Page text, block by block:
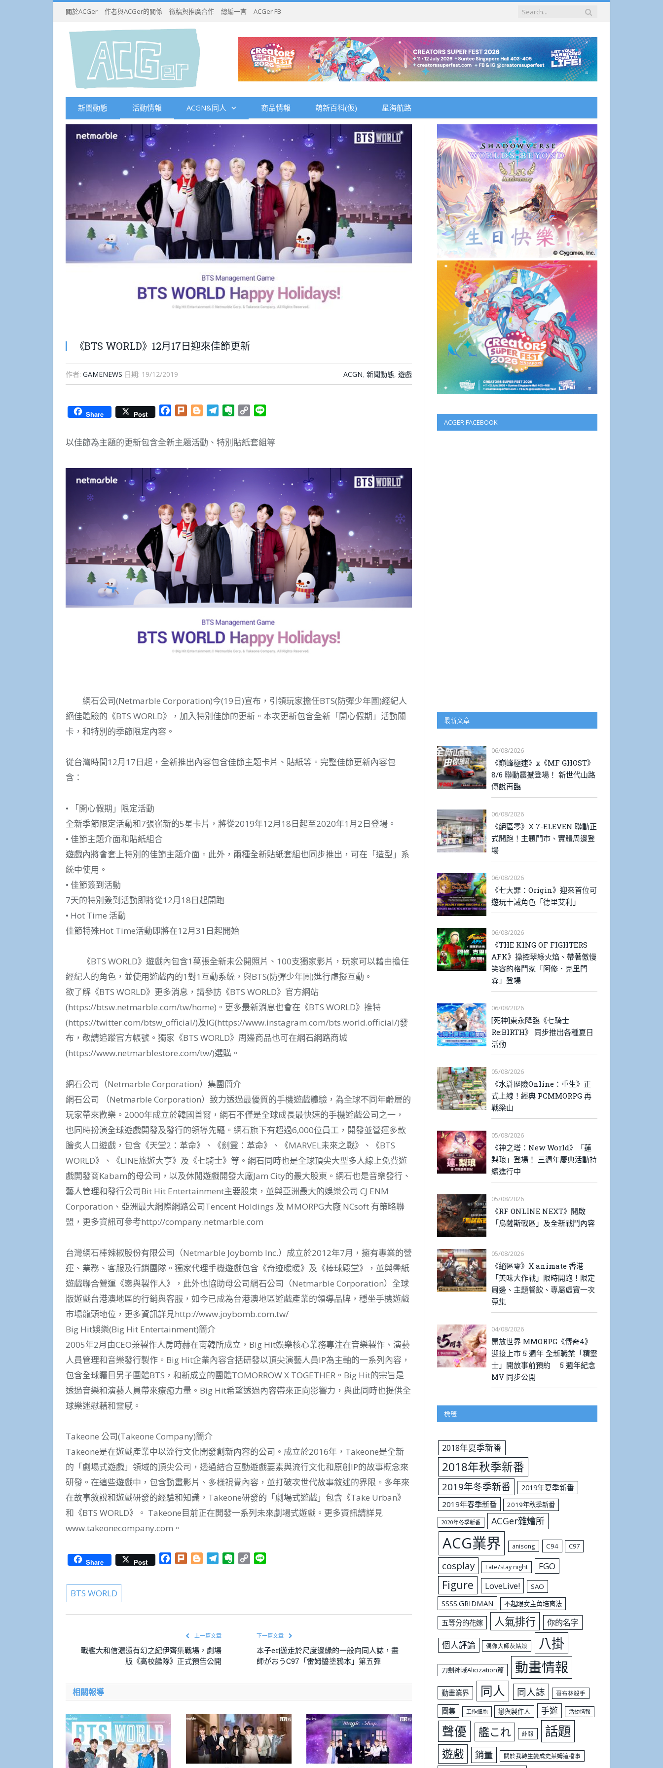
關於ACGer 作者與ACGer的關係 徵稿與推廣合作 總編一言 ACGer FB
新聞動態 活動情報 ACGN&同人 商品情報 萌新百科(仮) 星海航路
《BTS WORLD》12月17日迎來佳節更新
作者: GAMENEWS 日期: 19/12/2019 ACGN, 新聞動態, 遊戲
Share Post Facebook
Plurk BloggerTelegramEvernote
Copy
以佳節為主題的更新包含全新主題活動、特別貼紙套組等
網石公司(Netmarble Corporation)今(19日)宣布，引領玩家擔任BTS(防彈少年團)經紀人
絕佳體驗的《BTS WORLD》，加入特別佳節的更新。本次更新包含全新「開心假期」活動關
卡，和特別的季節限定內容。
從台灣時間12月17日起，全新推出內容包含佳節主題卡片、貼紙等。完整佳節更新內容包
含：
• 「開心假期」限定活動
全新季節限定活動和7張嶄新的5星卡片，將從2019年12月18日起至2020年1月2日登場。
• 佳節主題介面和貼紙組合
遊戲內將會套上特別的佳節主題介面。此外，兩種全新貼紙套組也同步推出，可在「造型」系
統中使用。
• 佳節簽到活動
7天的特別簽到活動即將從12月18日起開跑
• Hot Time 活動
佳節特殊Hot Time活動即將在12月31日起開始
《BTS WORLD》遊戲內包含1萬張全新未公開照片、100支獨家影片，玩家可以藉由擔任
經紀人的角色，並使用遊戲內的1對1互動系統，與BTS(防彈少年團)進行虛擬互動。
欲了解《BTS WORLD》更多消息，請參訪《BTS WORLD》官方網站
(https://btsw.netmarble.com/tw/home)。更多最新消息也會在《BTS WORLD》推特
(https://twitter.com/btsw_official/)及IG(https://www.instagram.com/bts.world.official/)發
布，敬請追蹤官方帳號。獨家《BTS WORLD》周邊商品也可在網石網路商城
(https://www.netmarblestore.com/tw/)選購。
網石公司（Netmarble Corporation）集團簡介
網石公司 （Netmarble Corporation）致力透過最優質的手機遊戲體驗，為全球不同年齡層的
玩家帶來歡樂。2000年成立於韓國首爾，網石不僅是全球成長最快速的手機遊戲公司之一，
也同時扮演全球遊戲開發及發行的領導先驅。網石旗下有超過6,000位員工，開發並營運多款
膾炙人口遊戲，包含《天堂2：革命》、《劍靈：革命》、《MARVEL未來之戰》、《BTS
WORLD》、《LINE旅遊大亨》及《七騎士》等。網石同時也是全球頂尖大型多人線上免費遊
戲開發商Kabam的母公司，以及休閒遊戲開發大廠Jam City的最大股東。網石也是音樂發行、
藝人管理和發行公司Bit Hit Entertainment主要股東，並與亞洲最大的娛樂公司 CJ ENM
Corporation、亞洲最大網際網路公司Tencent Holdings 及 MMORPG大廠 NCsoft 有策略聯
盟，更多資訊可參考http://company.netmarble.com
台灣網石棒辣椒股份有限公司（Netmarble Joybomb Inc.）成立於2012年7月，擁有專業的營
運、業務、客服及行銷團隊。獨家代理手機遊戲包含《奇迹暖暖》及《棒球殿堂》，並與疊紙
遊戲聯合營運《戀與製作人》，此外也協助母公司網石公司（Netmarble Corporation）全球
版遊戲台港澳地區的行銷與客服，如今已成為台港澳地區遊戲產業的領導品牌，穩坐手機遊戲
市場龍頭地位，更多資訊詳見http://www.joybomb.com.tw/
Big Hit娛樂(Big Hit Entertainment)簡介
2005年2月由CEO兼製作人房時赫在南韓所成立，Big Hit娛樂核心業務專注在音樂製作、演藝
人員管理和音樂發行製作。Big Hit企業內容含括研發以頂尖演藝人員IP為主軸的一系列內容，
包含全球矚目男子團體BTS，和新成立的團體TOMORROW X TOGETHER。Big Hit的宗旨是
透過音樂和演藝人員帶來療癒力量。Big Hit希望透過內容帶來正向影響力，與此同時也提供全
球樂迷慰藉和靈感。
Takeone 公司(Takeone Company)簡介
Takeone是在遊戲產業中以流行文化開發創新內容的公司。成立於2016年，Takeone是全新
的「劇場式遊戲」領域的頂尖公司，透過結合互動遊戲要素與流行文化和原創IP的故事概念來
研發。在這些遊戲中，包含動畫影片、多樣視覺內容，並打破次世代故事敘述的界限。多年來
在故事敘說和遊戲研發的經驗和知識，Takeone研發的「劇場式遊戲」包含《Take Urban》
和《BTS WORLD》。 Takeone目前正在開發一系列未來劇場式遊戲。更多資訊請詳見
www.takeonecompany.com。
Share Post Facebook
Plurk BloggerTelegramEvernote
Copy
BTS WORLD
上一篇文章
戰艦大和信濃還有幻之紀伊齊集戰場，劇場
版《高校艦隊》正式預告公開
下一篇文章
本子er|遊走於尺度邊緣的一般向同人誌，畫
師がおうC97「雷姆醬塗鴉本」第五彈
相關報導
ACGER FACEBOOK
最新文章
06/08/2026
《巔峰極速》x《MF GHOST》
8/6 聯動震撼登場！ 新世代山路
傳說再臨
06/08/2026
《絕區零》X 7-ELEVEN 聯動正
式開跑！主題門市、實體周邊登
場
06/08/2026
《七大罪：Origin》迎來首位可
遊玩十誡角色「德里艾利」
06/08/2026
《THE KING OF FIGHTERS
AFK》操控翠綠火焰、帶著傲慢
笑容的格鬥家「阿修．克里門
森」登場
06/08/2026
[死神]東永降臨《七騎士
Re:BIRTH》 同步推出各種夏日
活動
05/08/2026
《水滸歷險Online：重生》正
式上線！經典 PCMMORPG 再
戰梁山
05/08/2026
《神之塔：New World》「蓮
梨琅」登場！ 三週年慶典活動持
續進行中
05/08/2026
《RF ONLINE NEXT》開啟
「烏薩斯戰區」及全新戰鬥內容
05/08/2026
《絕區零》X animate 香港
「美味大作戰」限時開跑！限定
周邊、主題餐飲、專屬虛寶一次
蒐集
04/08/2026
開放世界 MMORPG《傳奇4》
迎接上市 5 週年 全新職業「精靈
士」開放事前預約 5 週年紀念
MV 同步公開
標籤
2018年夏季新番
2018年秋季新番
2019年冬季新番
2019年夏季新番
2019年春季新番
2019年秋季新番
2020年冬季新番 ACGer雜燴所
ACG業界 anisong C94 C97
cosplay Fate/stay night FGO
Figure LoveLive! SAO
SSSS.GRIDMAN 不起眼女主角培育法
五等分的花嫁 人氣排行 你的名字
個人評論 偶像大師灰姑娘 八掛
刀劍神域Alicization篇 動畫情報
動畫業界 同人 同人誌 哥布林殺手
圖集 工作細胞 戀與製作人 手遊 活動情報
聲優 艦これ 訃報 話題
遊戲 銷量 關於我轉生變成史萊姆這檔事